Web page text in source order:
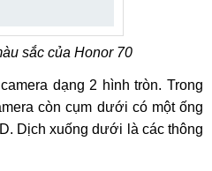
sắc của Honor 70
dạng 2 hình tròn. Trong
còn cụm dưới có một ống
Dịch xuống dưới là các thông